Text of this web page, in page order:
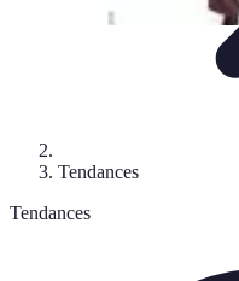
Tendances
Tendances